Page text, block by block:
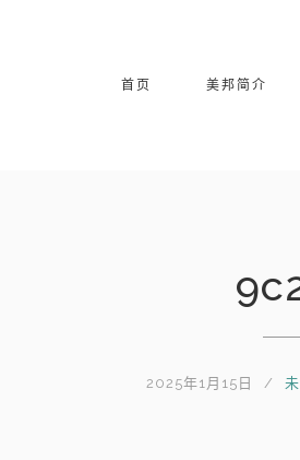
首页 美邦简介
2025年1月15日